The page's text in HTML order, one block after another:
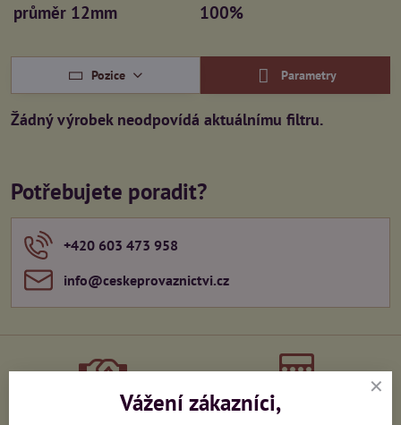
průměr 12mm 100%
Pozice Parametry
Potřebujete poradit?
+420 603 473 958
info​@ceskeprovaznictvi​.cz
Výroba sítí na zakázku
Zaměření, montáž,
Vážení zákazníci,